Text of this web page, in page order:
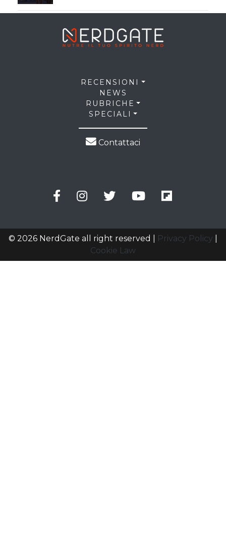
RECENSIONI
NEWS
RUBRICHE
SPECIALI
Contattaci
© 2026 NerdGate all right reserved | Privacy Policy
Cookie Law